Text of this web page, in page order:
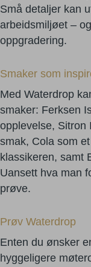
Små detaljer kan
arbeidsmiljøet –
oppgradering.
Smaker som
Med Waterdrop
smaker: Ferksen
opplevelse, Sitron
smak, Cola som
klassikeren, samt
Uansett hva man
prøve.
Prøv Waterdrop
Enten du ønsker
hyggeligere